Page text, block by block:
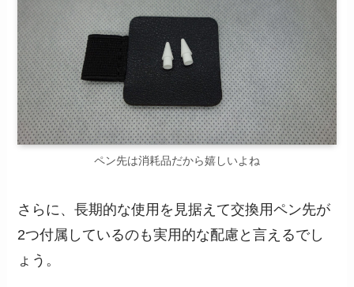
ペン先は消耗品だから嬉しいよね
さらに、長期的な使用を見据えて交換用ペン先が
2つ付属しているのも実用的な配慮と言えるでし
ょう。